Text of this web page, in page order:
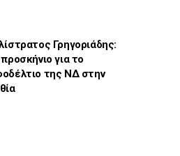
Γρηγοριάδης:
για το
της ΝΔ στην